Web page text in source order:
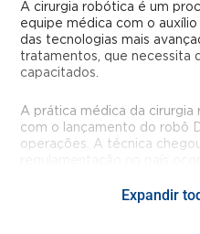
A cirurgia robótica é um
equipe médica com o
das tecnologias mais
tratamentos, que necessita
capacitados.
A prática médica da cirurgia
com o lançamento do robô
operações. A técnica
Sobretudo por causa dos
Expandir